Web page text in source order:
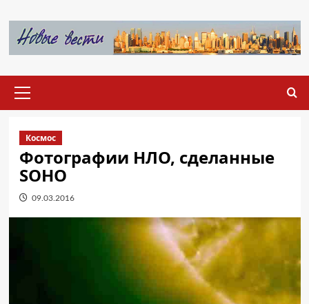
содержимому
меню
Космос
Фотографии НЛО, сделанные
SOHO
09.03.2016